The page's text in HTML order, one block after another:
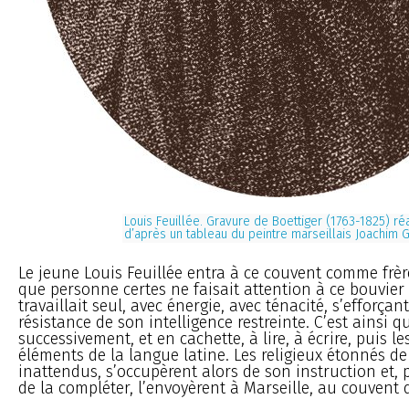
Louis Feuillée. Gravure de Boettiger (1763-1825)
d’après un tableau du peintre marseillais Joachim
Le jeune Louis Feuillée entra à ce couvent comme
que personne certes ne faisait attention à ce bouvier
travaillait seul, avec énergie, avec ténacité,
résistance de son intelligence restreinte. C’est ainsi
successivement, et en cachette, à lire, à écrire, puis
éléments de la langue latine. Les religieux étonnés de
inattendus, s’occupèrent alors de son instruction et,
de la compléter, l’envoyèrent à Marseille, au couvent